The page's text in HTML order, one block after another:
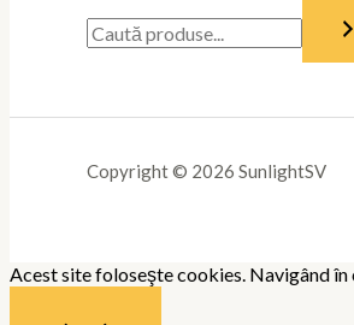
Copyright © 2026 SunlightSV
Acest site foloseşte cookies. Navigând